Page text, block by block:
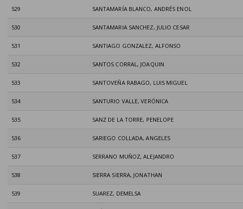
529 SANTAMARÍA BLANCO, ANDRÉS ENOL
530 SANTAMARIA SANCHEZ, JULIO CESAR
531 SANTIAGO GONZALEZ, ALFONSO
532 SANTOS CORRAL, JOAQUIN
533 SANTOVEÑA RABAGO, LUIS MIGUEL
534 SANTURIO VALLE, VERÓNICA
535 SANZ DE LA TORRE, PENELOPE
536 SARIEGO COLLADA, ANGELES
537 SERRANO MUÑOZ, ALEJANDRO
538 SIERRA SIERRA, JONATHAN
539 SUAREZ, DEMELSA